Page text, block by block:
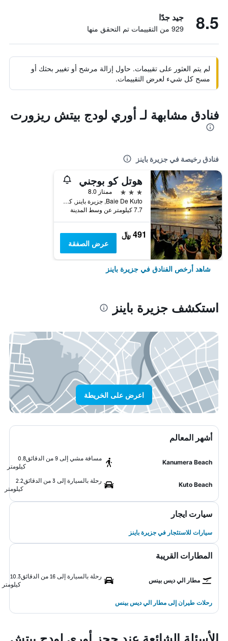
8.5 جيد جدًا
929 من التقييمات تم التحقق منها
لم يتم العثور على تقييمات. حاول إزالة مرشح أو تغيير بحثك أو
مسح كل شيء لعرض التقييمات.
فنادق مشابهة لـ أوري لودج بيتش ريزورت
فنادق رخيصة في جزيرة باينز
هوتل كو بوجني
3 نجوم
ممتاز 8.0
Baie De Kuto, جزيرة باينز, كاليدونيا الجديدة
7.7 كيلومتر عن وسط المدينة
491 ﷼
عرض الصفقة
شاهد أرخص الفنادق في جزيرة باينز
استكشف جزيرة باينز
اعرض على الخريطة
أشهر المعالم
Kanumera Beach
مسافة مشي إلى 9 من الدقائق
0.8
كيلومتر
Kuto Beach
رحلة بالسيارة إلى 3 من الدقائق
2.2
كيلومتر
سيارت ايجار
سيارات للاستئجار في جزيرة باينز
المطارات القريبة
مطار الي ديس بينس
رحلة بالسيارة إلى 16 من الدقائق
10.3
كيلومتر
رحلات طيران إلى مطار الي ديس بينس